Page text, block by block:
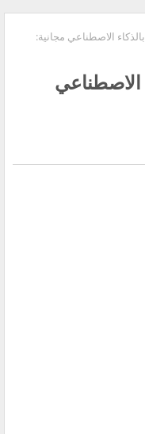
الاصطناعي مجانية:
الاصطناعي